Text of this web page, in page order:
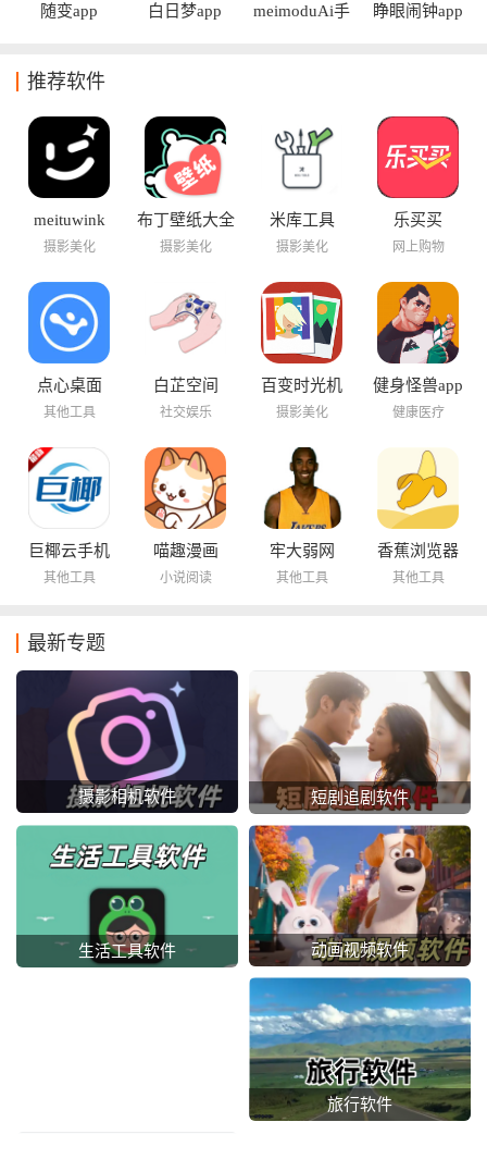
随变app 白日梦app
meimoduAi手
睁眼闹钟app
推荐软件
meituwink
摄影美化
布丁壁纸大全
摄影美化
米库工具
摄影美化
乐买买
网上购物
点心桌面
其他工具
白芷空间
社交娱乐
百变时光机
摄影美化
健身怪兽app
健康医疗
巨椰云手机
其他工具
喵趣漫画
小说阅读
牢大弱网
其他工具
香蕉浏览器
其他工具
最新专题
摄影相机软件 短剧追剧软件
生活工具软件 动画视频软件
旅行软件